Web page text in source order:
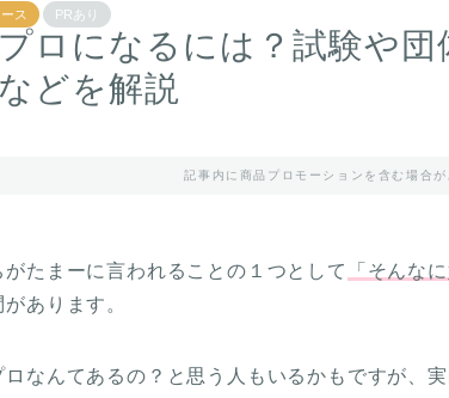
ス PRあり
ロになるには？試験や団
どを解説
記事内に商品プロモーションを含む場合が
がたまーに言われることの１つとして 「そんな
あります。
ロなんてあるの？と思う人もいるかもですが、